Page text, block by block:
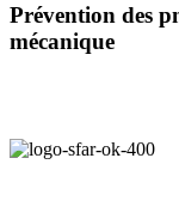
Prévention des
mécanique